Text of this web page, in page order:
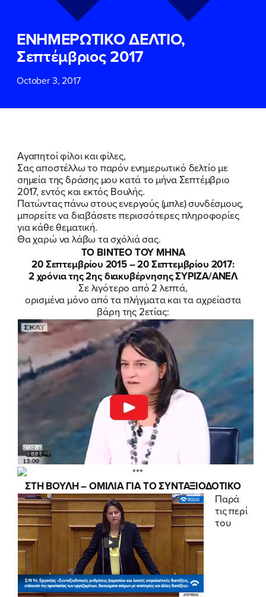
ΕΝΗΜΕΡΩΤΙΚΟ ΔΕΛΤΙΟ,
Σεπτέμβριος 2017
October 3, 2017
Αγαπητοί φίλοι και φίλες,
Σας αποστέλλω το παρόν ενημερωτικό δελτίο με
σημεία της δράσης μου κατά το μήνα Σεπτέμβριο
2017, εντός και εκτός Βουλής.
Πατώντας πάνω στους ενεργούς (μπλε) συνδέσμους,
μπορείτε να διαβάσετε περισσότερες πληροφορίες
για κάθε θεματική.
Θα χαρώ να λάβω τα σχόλιά σας.
ΤΟ ΒΙΝΤΕΟ ΤΟΥ ΜΗΝΑ
20 Σεπτεμβρίου 2015 – 20 Σεπτεμβρίου 2017:
2 χρόνια της 2ης διακυβέρνησης ΣΥΡΙΖΑ/ΑΝΕΛ
Σε λιγότερο από 2 λεπτά,
ορισμένα μόνο από τα πλήγματα και τα αχρείαστα
βάρη της 2ετίας:
ΣΤΗ ΒΟΥΛΗ – ΟΜΙΛΙΑ ΓΙΑ ΤΟ ΣΥΝΤΑΞΙΟΔΟΤΙΚΟ
Παρά
τις περί
του
ΕΠΙΘΕΤΟ*
ΤΗΛΕΦΩΝΟ*
EMAIL
Χρήσηςτου δικτυακού τόπου του
Πολιτικού Γραφείου της Βουλευτού
Νίκης Κεραμέως
ΥΠΟΒΟΛΗ
ΕΠΙΘΕΤΟ*
ΤΗΛΕΦΩΝΟ
EMAIL
Χρήσηςτου δικτυακού τόπου του
Πολιτικού Γραφείου της Βουλευτού
Νίκης Κεραμέως
ΥΠΟΒΟΛΗ